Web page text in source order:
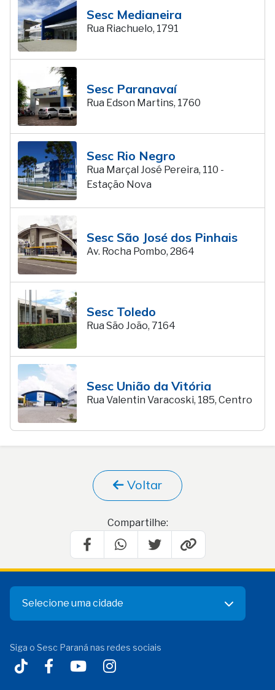
Sesc Medianeira
Rua Riachuelo, 1791
Sesc Paranavaí
Rua Edson Martins, 1760
Sesc Rio Negro
Rua Marçal José Pereira, 110 -
Estação Nova
Sesc São José dos Pinhais
Av. Rocha Pombo, 2864
Sesc Toledo
Rua São João, 7164
Sesc União da Vitória
Rua Valentin Varacoski, 185, Centro
Voltar
Compartilhe:
Selecione uma cidade
Siga o Sesc Paraná nas redes sociais